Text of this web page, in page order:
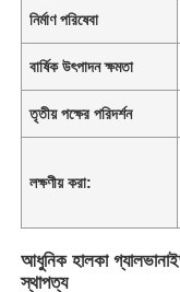
নির্মাণ পরিষেবা
বার্ষিক উৎপাদন ক্ষমতা
তৃতীয় পক্ষের পরিদর্শন
লক্ষণীয় করা:
আধুনিক হালকা
স্থাপত্য